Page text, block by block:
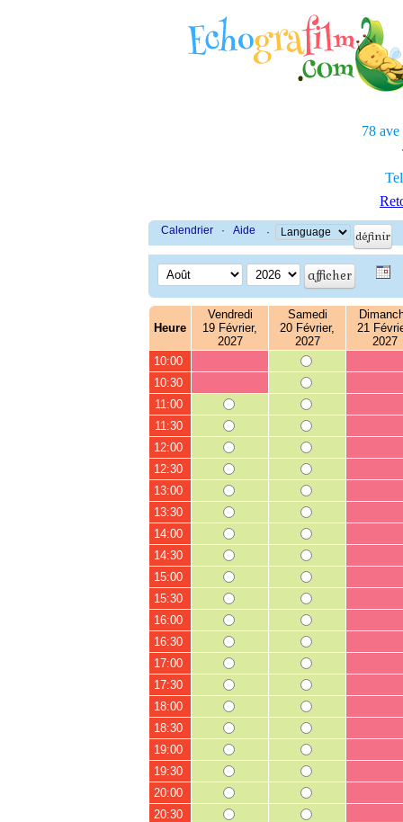
78 ave
Calendrier · Aide ·
Heure
Vendredi
19 Février,
2027
Samedi
20 Février,
2027
21
2027
10:00
10:30
11:00
11:30
12:00
12:30
13:00
13:30
14:00
14:30
15:00
15:30
16:00
16:30
17:00
17:30
18:00
18:30
19:00
19:30
20:00
20:30